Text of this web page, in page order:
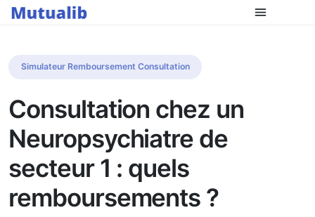
Simulateur Remboursement Consultation
Consultation chez un
Neuropsychiatre de
secteur 1 : quels
remboursements ?